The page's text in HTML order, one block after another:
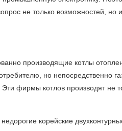
не только возможностей, но
производящие котлы
но непосредственно
Эти фирмы котлов производят
корейские